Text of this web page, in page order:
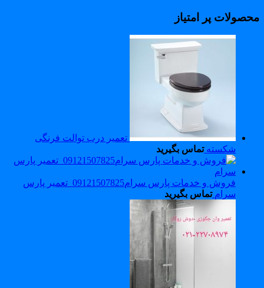
پر امتیاز
تعمیر درب توالت فرنگی
شکسته تماس بگیرید
فروش و خدمات پارس سرام09121507825_تعمیر پارس
سرام تماس بگیرید